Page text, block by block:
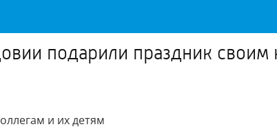
подарили праздник своим
и их детям